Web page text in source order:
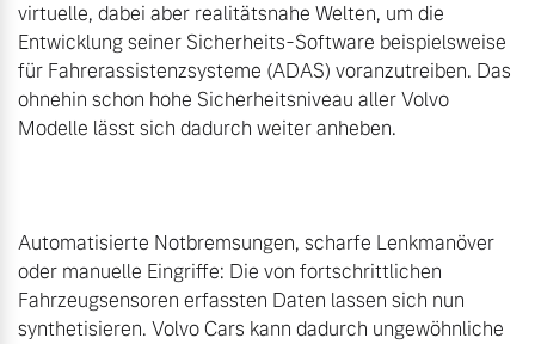
virtuelle, dabei aber realitätsnahe Welten, um die
Entwicklung seiner Sicherheits-Software beispielsweise
für Fahrerassistenzsysteme (ADAS) voranzutreiben. Das
ohnehin schon hohe Sicherheitsniveau aller Volvo
Modelle lässt sich dadurch weiter anheben.
Automatisierte Notbremsungen, scharfe Lenkmanöver
oder manuelle Eingriffe: Die von fortschrittlichen
Fahrzeugsensoren erfassten Daten lassen sich nun
synthetisieren. Volvo Cars kann dadurch ungewöhnliche